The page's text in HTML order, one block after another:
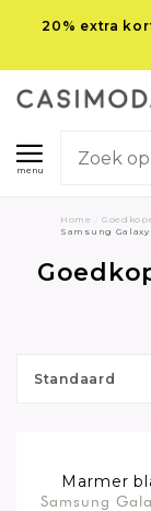
20% extra
menu
Home
Samsung
Standaard
Marmer
Samsung